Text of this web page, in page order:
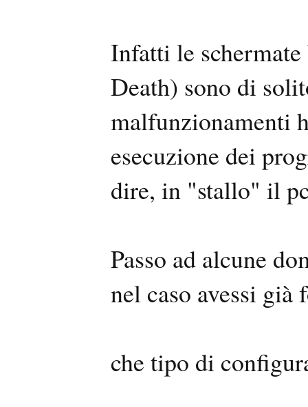
Infatti le
Death) sono di
malfunzionamenti
esecuzione dei
dire, in "stallo" il
Passo ad alcune
nel caso avessi
che tipo di